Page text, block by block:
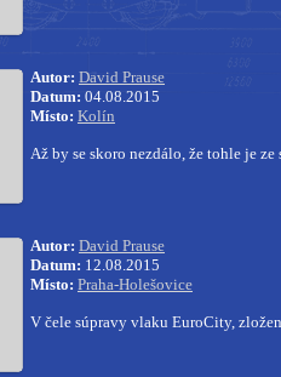
Autor: David Prause
Datum: 04.08.2015
Místo: Kolín
Až by se skoro nezdálo, že tohle je
Autor: David Prause
Datum: 12.08.2015
Místo: Praha-Holešovice
V čele súpravy vlaku EuroCity,